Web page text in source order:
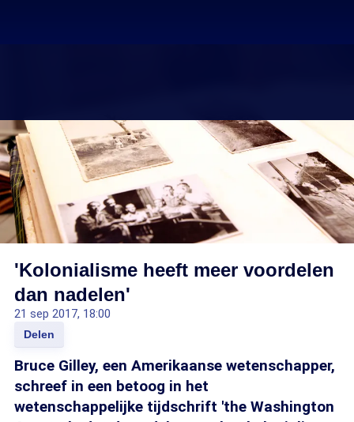
'Kolonialisme heeft meer voordelen
dan nadelen'
21 sep 2017, 18:00
Delen
Bruce Gilley, een Amerikaanse wetenschapper,
schreef in een betoog in het
wetenschappelijke tijdschrift 'the Washington